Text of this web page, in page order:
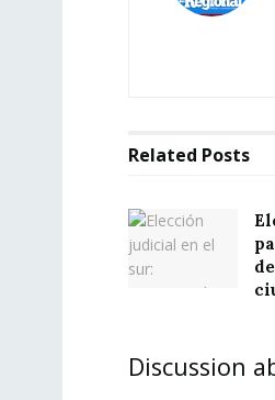
Related Posts
Discussion